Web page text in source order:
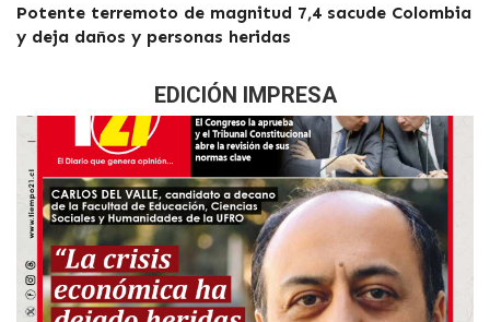
Potente terremoto de magnitud 7,4 sacude Colombia
y deja daños y personas heridas
EDICIÓN IMPRESA